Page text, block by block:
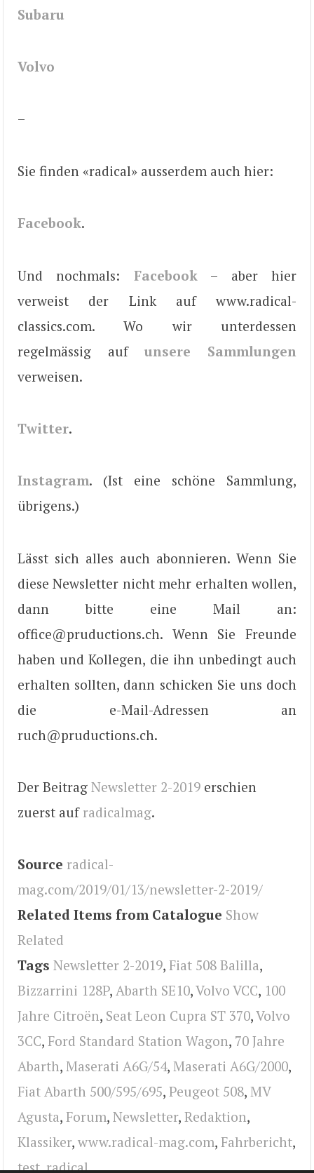
Subaru
Volvo
–
Sie finden «radical» ausserdem auch hier:
Facebook.
Und nochmals: Facebook – aber hier
verweist der Link auf www.radical-
classics.com. Wo wir unterdessen
regelmässig aufunsere Sammlungen
verweisen.
Twitter.
Instagram. (Ist eine schöne Sammlung,
übrigens.)
Lässt sich alles auch abonnieren. Wenn Sie
diese Newsletter nicht mehr erhalten wollen,
dann bitte eine Mail an:
office@pruductions.ch. Wenn Sie Freunde
haben und Kollegen, die ihn unbedingt auch
erhalten sollten, dann schicken Sie uns doch
die e-Mail-Adressen an
ruch@pruductions.ch.
Der Beitrag Newsletter 2-2019 erschien
zuerst auf radicalmag.
Source radical-
mag.com/2019/01/13/newsletter-2-2019/
Related Items from Catalogue Show
Related
Tags Newsletter 2-2019, Fiat 508 Balilla,
Bizzarrini 128P, Abarth SE10,Volvo VCC, 100
Jahre Citroën, Seat Leon Cupra ST 370,Volvo
3CC, Ford Standard Station Wagon, 70 Jahre
Abarth, Maserati A6G/54, Maserati A6G/2000,
Fiat Abarth 500/595/695, Peugeot 508, MV
Agusta, Forum, Newsletter, Redaktion,
Klassiker, www.radical-mag.com, Fahrbericht,
test,radical